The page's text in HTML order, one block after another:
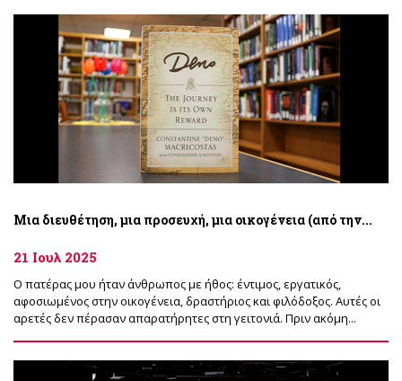
Μια διευθέτηση, μια προσευχή, μια οικογένεια (από την...
21 Ιουλ 2025
Ο πατέρας μου ήταν άνθρωπος με ήθος: έντιμος, εργατικός,
αφοσιωμένος στην οικογένεια, δραστήριος και φιλόδοξος. Αυτές οι
αρετές δεν πέρασαν απαρατήρητες στη γειτονιά. Πριν ακόμη...